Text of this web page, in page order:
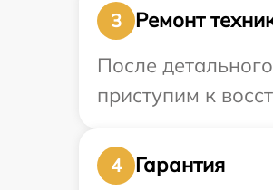
3
Ремонт
После
приступим к
4
Гарантия